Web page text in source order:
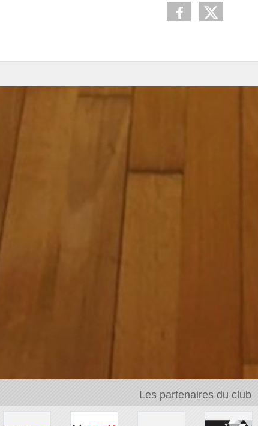
Les partenaires du club